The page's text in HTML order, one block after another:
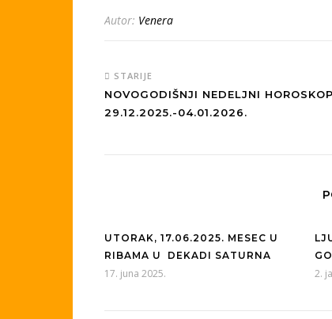
Autor: Venera
STARIJE
NOVOGODIŠNJI NEDELJNI HOROSKOP
29.12.2025.-04.01.2026.
UTORAK, 17.06.2025. MESEC U
RIBAMA U DEKADI SATURNA
17. juna 2025. 2.